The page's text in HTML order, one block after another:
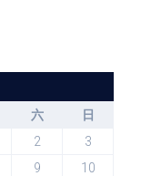
六
日
2
3
9
10